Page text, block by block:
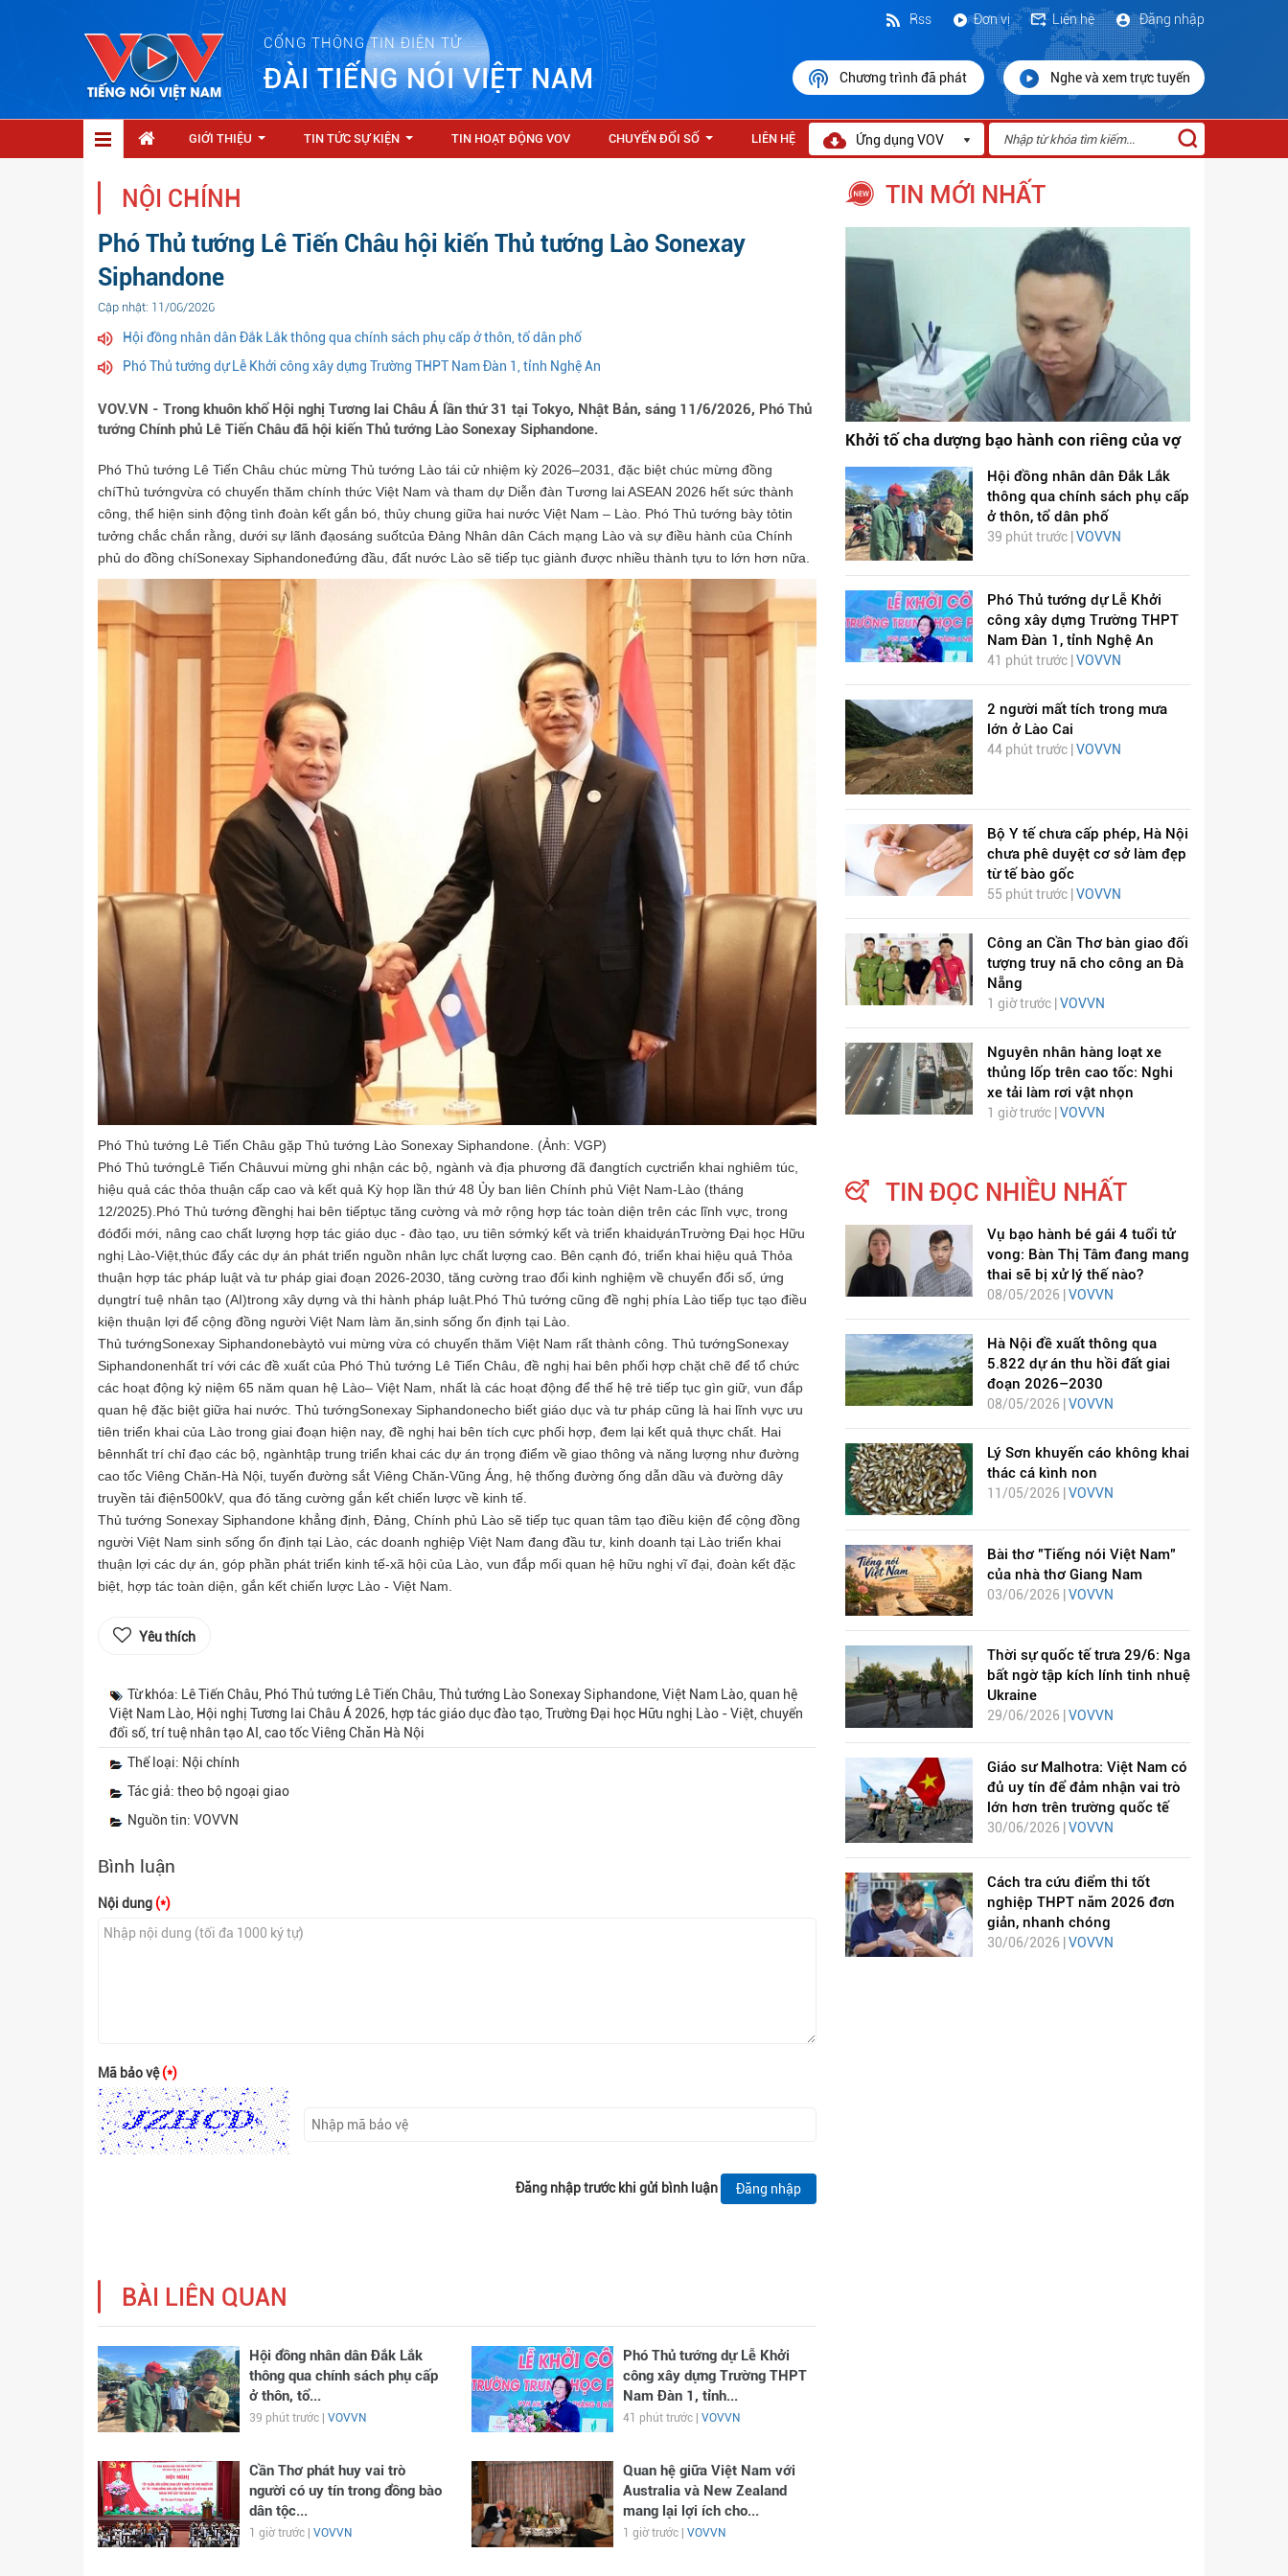
CỔNG THÔNG TIN ĐIỆN TỬ
ĐÀI TIẾNG NÓI VIỆT NAM
Đăng nhập
Liên hệ
Đơn vị
Rss
Chương trình đã phát Nghe và xem trực tuyến
GIỚI THIỆU TIN TỨC SỰ KIỆN TIN HOẠT ĐỘNG VOV CHUYỂN ĐỔI SỐ LIÊN HỆ Ứng dụng VOV
NỘI CHÍNH
Phó Thủ tướng Lê Tiến Châu hội kiến Thủ tướng Lào Sonexay
Siphandone
Cập nhật: 11/06/2026
Hội đồng nhân dân Đắk Lắk thông qua chính sách phụ cấp ở thôn, tổ dân phố
Phó Thủ tướng dự Lễ Khởi công xây dựng Trường THPT Nam Đàn 1, tỉnh Nghệ An
VOV.VN - Trong khuôn khổ Hội nghị Tương lai Châu Á lần thứ 31 tại Tokyo, Nhật Bản, sáng 11/6/2026, Phó Thủ
tướng Chính phủ Lê Tiến Châu đã hội kiến Thủ tướng Lào Sonexay Siphandone.
Phó Thủ tướng Lê Tiến Châu chúc mừng Thủ tướng Lào tái cử nhiệm kỳ 2026–2031, đặc biệt chúc mừng đồng
chíThủ tướngvừa có chuyến thăm chính thức Việt Nam và tham dự Diễn đàn Tương lai ASEAN 2026 hết sức thành
công, thể hiện sinh động tình đoàn kết gắn bó, thủy chung giữa hai nước Việt Nam – Lào. Phó Thủ tướng bày tỏtin
tưởng chắc chắn rằng, dưới sự lãnh đạosáng suốtcủa Đảng Nhân dân Cách mạng Lào và sự điều hành của Chính
phủ do đồng chíSonexay Siphandoneđứng đầu, đất nước Lào sẽ tiếp tục giành được nhiều thành tựu to lớn hơn nữa.
Phó Thủ tướng Lê Tiến Châu gặp Thủ tướng Lào Sonexay Siphandone. (Ảnh: VGP)
Phó Thủ tướngLê Tiến Châuvui mừng ghi nhận các bộ, ngành và địa phương đã đangtích cựctriển khai nghiêm túc,
hiệu quả các thỏa thuận cấp cao và kết quả Kỳ họp lần thứ 48 Ủy ban liên Chính phủ Việt Nam-Lào (tháng
12/2025).Phó Thủ tướng đềnghị hai bên tiếptục tăng cường và mở rộng hợp tác toàn diện trên các lĩnh vực, trong
đóđổi mới, nâng cao chất lượng hợp tác giáo dục - đào tạo, ưu tiên sớmký kết và triển khaidựánTrường Đại học Hữu
nghị Lào-Việt,thúc đẩy các dự án phát triển nguồn nhân lực chất lượng cao. Bên cạnh đó, triển khai hiệu quả Thỏa
thuận hợp tác pháp luật và tư pháp giai đoạn 2026-2030, tăng cường trao đổi kinh nghiệm về chuyển đổi số, ứng
dụngtrí tuệ nhân tạo (AI)trong xây dựng và thi hành pháp luật.Phó Thủ tướng cũng đề nghị phía Lào tiếp tục tạo điều
kiện thuận lợi để cộng đồng người Việt Nam làm ăn,sinh sống ổn định tại Lào.
Thủ tướngSonexay Siphandonebàytỏ vui mừng vừa có chuyến thăm Việt Nam rất thành công. Thủ tướngSonexay
Siphandonenhất trí với các đề xuất của Phó Thủ tướng Lê Tiến Châu, đề nghị hai bên phối hợp chặt chẽ để tổ chức
các hoạt động kỷ niệm 65 năm quan hệ Lào– Việt Nam, nhất là các hoạt động để thế hệ trẻ tiếp tục gìn giữ, vun đắp
quan hệ đặc biệt giữa hai nước. Thủ tướngSonexay Siphandonecho biết giáo dục và tư pháp cũng là hai lĩnh vực ưu
tiên triển khai của Lào trong giai đoạn hiện nay, đề nghị hai bên tích cực phối hợp, đem lại kết quả thực chất. Hai
bênnhất trí chỉ đạo các bộ, ngànhtập trung triển khai các dự án trọng điểm về giao thông và năng lượng như đường
cao tốc Viêng Chăn-Hà Nội, tuyến đường sắt Viêng Chăn-Vũng Áng, hệ thống đường ống dẫn dầu và đường dây
truyền tải điện500kV, qua đó tăng cường gắn kết chiến lược về kinh tế.
Thủ tướng Sonexay Siphandone khẳng định, Đảng, Chính phủ Lào sẽ tiếp tục quan tâm tạo điều kiện để cộng đồng
người Việt Nam sinh sống ổn định tại Lào, các doanh nghiệp Việt Nam đang đầu tư, kinh doanh tại Lào triển khai
thuận lợi các dự án, góp phần phát triển kinh tế-xã hội của Lào, vun đắp mối quan hệ hữu nghị vĩ đại, đoàn kết đặc
biệt, hợp tác toàn diện, gắn kết chiến lược Lào - Việt Nam.
Yêu thích
Từ khóa: Lê Tiến Châu, Phó Thủ tướng Lê Tiến Châu, Thủ tướng Lào Sonexay Siphandone, Việt Nam Lào, quan hệ
Việt Nam Lào, Hội nghị Tương lai Châu Á 2026, hợp tác giáo dục đào tạo, Trường Đại học Hữu nghị Lào - Việt, chuyển
đổi số, trí tuệ nhân tạo AI, cao tốc Viêng Chăn Hà Nội
Thể loại: Nội chính
Tác giả: theo bộ ngoại giao
Nguồn tin: VOVVN
Bình luận
Nội dung (*)
Mã bảo vệ(*)
Đăng nhập trước khi gửi bình luận Đăng nhập
BÀI LIÊN QUAN
Hội đồng nhân dân Đắk Lắk
thông qua chính sách phụ cấp
ở thôn, tổ...
39 phút trước | VOVVN
Phó Thủ tướng dự Lễ Khởi
công xây dựng Trường THPT
Nam Đàn 1, tỉnh...
41 phút trước | VOVVN
Cần Thơ phát huy vai trò
người có uy tín trong đồng bào
dân tộc...
1 giờ trước | VOVVN
Quan hệ giữa Việt Nam với
Australia và New Zealand
mang lại lợi ích cho...
1 giờ trước | VOVVN
TIN MỚI NHẤT
Khởi tố cha dượng bạo hành con riêng của vợ
Hội đồng nhân dân Đắk Lắk
thông qua chính sách phụ cấp
ở thôn, tổ dân phố
39 phút trước |VOVVN
Phó Thủ tướng dự Lễ Khởi
công xây dựng Trường THPT
Nam Đàn 1, tỉnh Nghệ An
41 phút trước | VOVVN
2 người mất tích trong mưa
lớn ở Lào Cai
44 phút trước | VOVVN
Bộ Y tế chưa cấp phép, Hà Nội
chưa phê duyệt cơ sở làm đẹp
từ tế bào gốc
55 phút trước | VOVVN
Công an Cần Thơ bàn giao đối
tượng truy nã cho công an Đà
Nẵng
1 giờ trước | VOVVN
Nguyên nhân hàng loạt xe
thủng lốp trên cao tốc: Nghi
xe tải làm rơi vật nhọn
1 giờ trước | VOVVN
TIN ĐỌC NHIỀU NHẤT
Vụ bạo hành bé gái 4 tuổi tử
vong: Bàn Thị Tâm đang mang
thai sẽ bị xử lý thế nào?
08/05/2026 | VOVVN
Hà Nội đề xuất thông qua
5.822 dự án thu hồi đất giai
đoạn 2026–2030
08/05/2026 | VOVVN
Lý Sơn khuyến cáo không khai
thác cá kình non
11/05/2026 | VOVVN
Bài thơ "Tiếng nói Việt Nam"
của nhà thơ Giang Nam
03/06/2026 |VOVVN
Thời sự quốc tế trưa 29/6: Nga
bất ngờ tập kích lính tinh nhuệ
Ukraine
29/06/2026 | VOVVN
Giáo sư Malhotra: Việt Nam có
đủ uy tín để đảm nhận vai trò
lớn hơn trên trường quốc tế
30/06/2026 | VOVVN
Cách tra cứu điểm thi tốt
nghiệp THPT năm 2026 đơn
giản, nhanh chóng
30/06/2026 | VOVVN